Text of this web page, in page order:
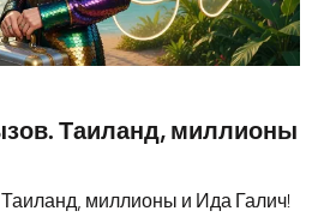
Таиланд, миллионы
миллионы и Ида Галич!